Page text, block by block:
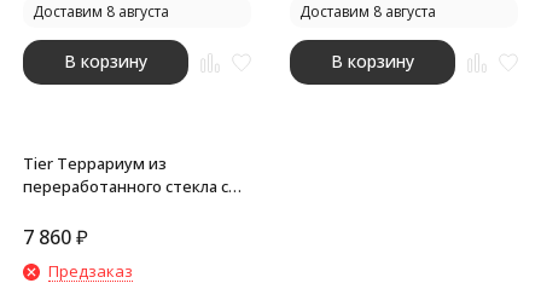
Доставим 8 августа
В корзину
Доставим 8 августа
В корзину
Tier Террариум из
переработанного стекла с
прозрачный
7 860₽
Предзаказ